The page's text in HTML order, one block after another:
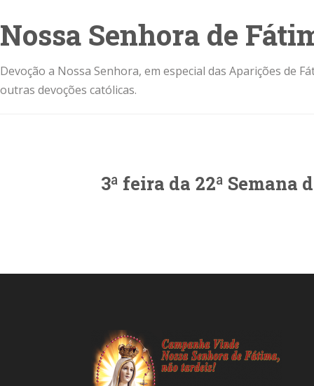
Nossa Senhora de
Devoção a Nossa Senhora, em especial das Aparições de
outras devoções católicas.
3ª feira da 22ª Semana